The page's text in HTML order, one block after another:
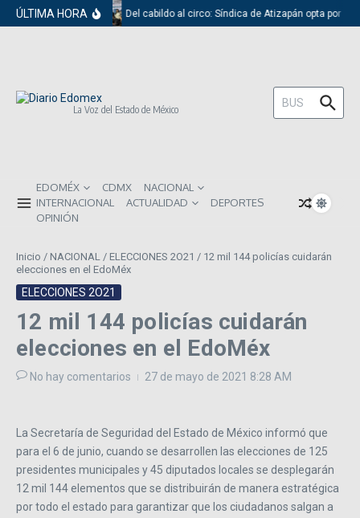
Saltar al contenido
ÚLTIMA HORA Del cabildo al circo: Síndica de Atizapán opta por el
La Voz del Estado de México
Buscar:
EDOMÉX CDMX
NACIONAL
INTERNACIONAL
ACTUALIDAD
DEPORTES
OPINIÓN
Inicio / NACIONAL / ELECCIONES 2O21 / 12 mil 144 policías cuidarán
elecciones en el EdoMéx
ELECCIONES 2O21
12 mil 144 policías cuidarán
elecciones en el EdoMéx
No hay comentarios 27 de mayo de 2021 8:28 AM
La Secretaría de Seguridad del Estado de México informó que
para el 6 de junio, cuando se desarrollen las elecciones de 125
presidentes municipales y 45 diputados locales se desplegarán
12 mil 144 elementos que se distribuirán de manera estratégica
por todo el estado para garantizar que los ciudadanos salgan a